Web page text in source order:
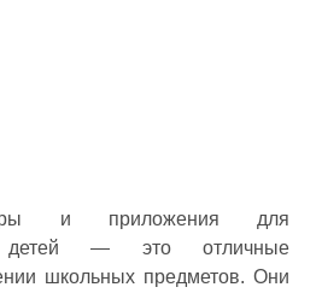
и приложения для
детей — это отличные
школьных предметов. Они